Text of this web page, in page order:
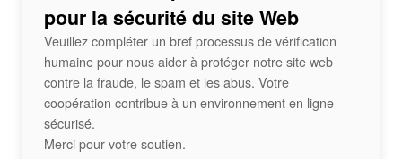
pour la sécurité du site Web
Veuillez compléter un bref processus de vérification
humaine pour nous aider à protéger notre site web
contre la fraude, le spam et les abus. Votre
coopération contribue à un environnement en ligne
sécurisé.
Merci pour votre soutien.